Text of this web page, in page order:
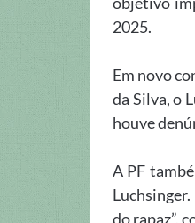
2025.
Em novo
da Silva, o
houve
A PF
do rapaz”,